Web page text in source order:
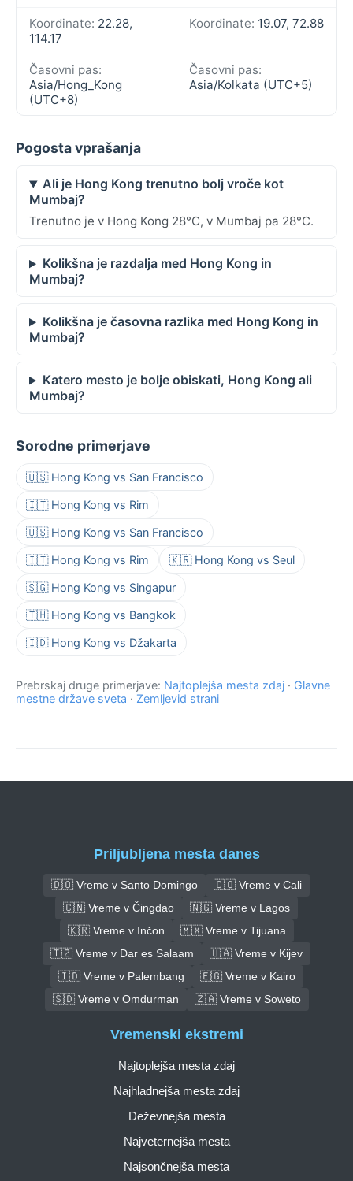
Koordinate: 22.28,
114.17
Koordinate: 19.07, 72.88
Časovni pas:
Asia/Hong_Kong
(UTC+8)
Časovni pas:
Asia/Kolkata (UTC+5)
Pogosta vprašanja
Ali je Hong Kong trenutno bolj vroče kot
Mumbaj?
Trenutno je v Hong Kong 28°C, v Mumbaj pa 28°C.
Kolikšna je razdalja med Hong Kong in
Mumbaj?
Kolikšna je časovna razlika med Hong Kong in
Mumbaj?
Katero mesto je bolje obiskati, Hong Kong ali
Mumbaj?
Sorodne primerjave
🇺🇸 Hong Kong vs San Francisco
🇮🇹 Hong Kong vs Rim
🇺🇸 Hong Kong vs San Francisco
🇮🇹 Hong Kong vs Rim 🇰🇷 Hong Kong vs Seul
🇸🇬 Hong Kong vs Singapur
🇹🇭 Hong Kong vs Bangkok
🇮🇩 Hong Kong vs Džakarta
Prebrskaj druge primerjave: Najtoplejša mesta zdaj · Glavne
mestne države sveta · Zemljevid strani
Priljubljena mesta danes
🇩🇴 Vreme v Santo Domingo
🇨🇴 Vreme v Cali
🇨🇳 Vreme v Čingdao
🇳🇬 Vreme v Lagos
🇰🇷 Vreme v Inčon
🇲🇽 Vreme v Tijuana
🇹🇿 Vreme v Dar es Salaam
🇺🇦 Vreme v Kijev
🇮🇩 Vreme v Palembang
🇪🇬 Vreme v Kairo
🇸🇩 Vreme v Omdurman
🇿🇦 Vreme v Soweto
Vremenski ekstremi
Najtoplejša mesta zdaj
Najhladnejša mesta zdaj
Deževnejša mesta
Najveternejša mesta
Najsončnejša mesta